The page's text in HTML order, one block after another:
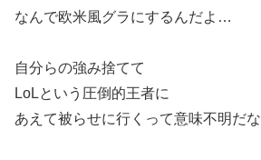
なんで欧米風グラにするんだよ…
自分らの強み捨てて
LoLという圧倒的王者に
あえて被らせに行くって意味不明だな